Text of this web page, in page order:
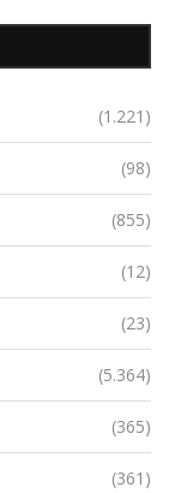
(1.221)
(98)
(855)
(12)
(23)
(5.364)
(365)
(361)